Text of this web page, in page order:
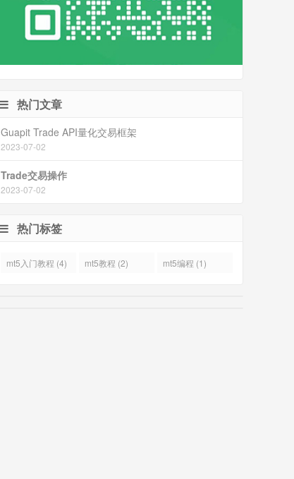
热门文章
Guapit Trade API量化交易框架
2023-07-02
Trade交易操作
2023-07-02
热门标签
mt5入门教程 (4) mt5教程 (2) mt5编程 (1)